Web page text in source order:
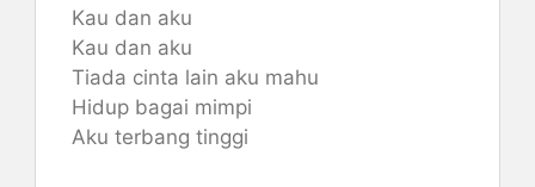
Kau dan aku
Kau dan aku
Tiada cinta lain aku mahu
Hidup bagai mimpi
Aku terbang tinggi